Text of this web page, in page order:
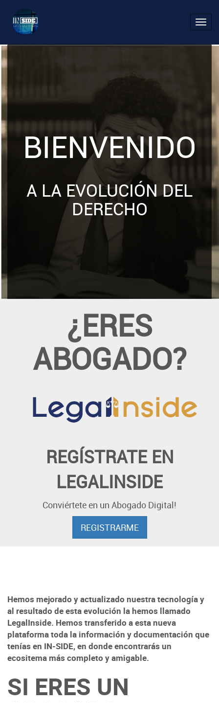
BIENVENIDO
A LA EVOLUCIÓN DEL
DERECHO
¿ERES
ABOGADO?
REGÍSTRATE EN
LEGALINSIDE
Conviértete en un Abogado Digital!
REGISTRARME
Hemos mejorado y actualizado nuestra tecnología y
al resultado de esta evolución la hemos llamado
LegalInside. Hemos transferido a esta nueva
plataforma toda la información y documentación que
tenías en IN-SIDE, en donde encontrarás un
ecositema más completo y amigable.
SI ERES UN